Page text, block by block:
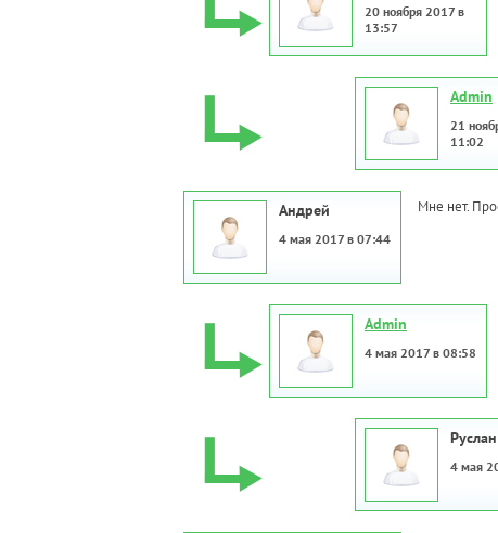
20 ноября 2017 в
13:57
Admin
21
11:02
Андрей
4 мая 2017 в 07:44
Мне нет.
Admin
4 мая 2017 в 08:58
Руслан
4 мая